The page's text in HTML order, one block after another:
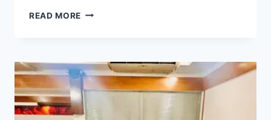
READ MORE মার্চ
পথেও
স্লোগান-
মিছিলে
উজ্জীবিত
জনতা